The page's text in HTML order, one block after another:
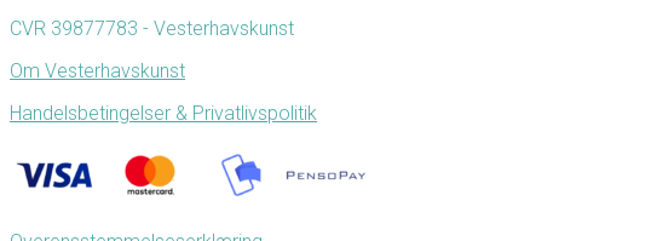
CVR 39877783 - Vesterhavskunst
Om Vesterhavskunst
Handelsbetingelser & Privatlivspolitik